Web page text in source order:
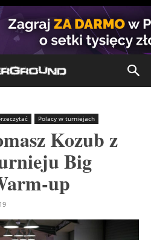
Polacy w turniejach
Kozub z
Big
up